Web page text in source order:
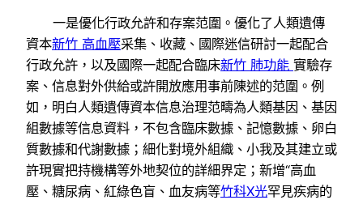
一是優化行政允許和存案范圍。優化了人類遺傳
資本新竹 高血壓采集、收藏、國際迷信研討一起配合
行政允許，以及國際一起配合臨床新竹 肺功能 實驗存
案、信息對外供給或許開放應用事前陳述的范圍。例
如，明白人類遺傳資本信息治理范疇為人類基因、基因
組數據等信息資料，不包含臨床數據、記憶數據、卵白
質數據和代謝數據；細化對境外組織、小我及其建立或
許現實把持機構等外地契位的詳細界定；新增“高血
壓、糖尿病、紅綠色盲、血友病等竹科X光罕見疾病的